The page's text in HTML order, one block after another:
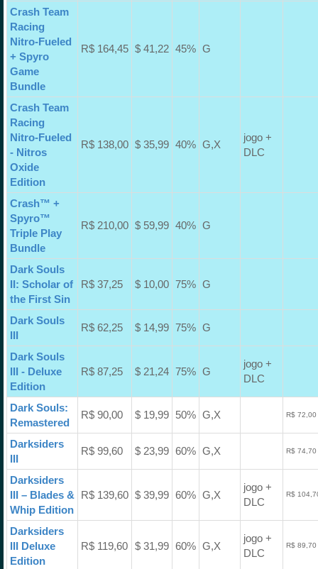
Crash Team
Racing
Nitro-Fueled
+ Spyro
Game
Bundle
R$ 164,45 $ 41,22 45% G
Crash Team
Racing
Nitro-Fueled
- Nitros
Oxide
Edition
R$ 138,00 $ 35,99 40% G,X
jogo +
DLC
Crash™ +
Spyro™
Triple Play
Bundle
R$ 210,00 $ 59,99 40% G
Dark Souls
II: Scholar of
the First Sin
R$ 37,25 $ 10,00 75% G
Dark Souls
III
R$ 62,25 $ 14,99 75% G
Dark Souls
III - Deluxe
Edition
R$ 87,25 $ 21,24 75% G
jogo +
DLC
Dark Souls:
Remastered
R$ 90,00 $ 19,99 50% G,X R$
Darksiders
III
R$ 99,60 $ 23,99 60% G,X R$
Darksiders
III – Blades &
Whip Edition
R$ 139,60 $ 39,99 60% G,X
jogo +
DLC
R$
Darksiders
III Deluxe
Edition
R$ 119,60 $ 31,99 60% G,X
jogo +
DLC
R$